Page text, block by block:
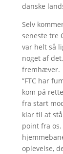
danske
Selv
seneste tre
var helt så
noget af
fremhæver.
”FTC har
kom på
fra start
klar til at
point fra
oplevelse,